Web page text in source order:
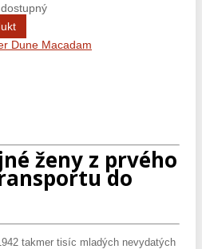
Dune Macadam
ženy z prvého
do
takmer tisíc mladých nevydatých